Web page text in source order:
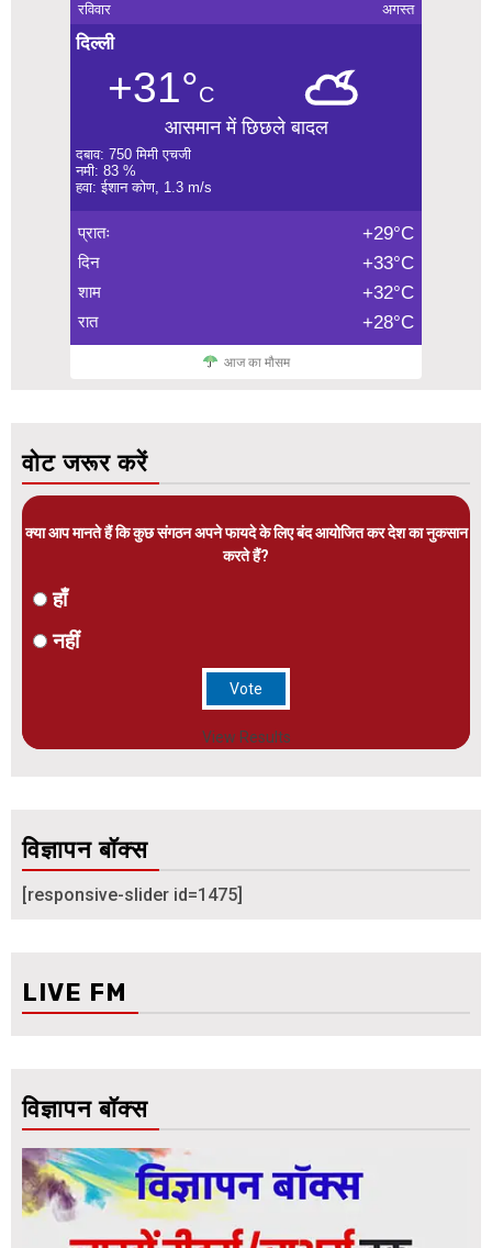
रविवार अगस्त
दिल्ली
+31°C
आसमान में छिछले बादल
दबाव: 750 मिमी एचजी
नमी: 83 %
हवा: ईशान कोण, 1.3 m/s
प्रातः +29°C
दिन +33°C
शाम +32°C
रात +28°C
आज का मौसम
वोट जरूर करें
क्या आप मानते हैं कि कुछ संगठन अपने फायदे के लिए बंद आयोजित कर देश का नुकसान
करते हैं?
हाँ
नहीं
View Results
विज्ञापन बॉक्स
[responsive-slider id=1475]
LIVE FM
विज्ञापन बॉक्स